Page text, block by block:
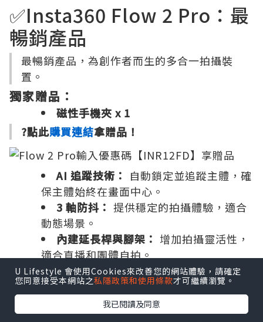
✅Insta360 Flow 2 Pro：最
暢銷產品
最暢銷產品，為創作者而生的多合一拍攝裝
置。
獨家贈品：
磁性手機夾 x 1
?點此購買連結拿贈品！
AI 追蹤技術：
自動鎖定並追蹤主體，確
保主體始終在畫面中心。
3 軸防抖： 提供穩定的拍攝體驗，適合
動態場景。
內建延長桿與腳架： 增加拍攝靈活性，
適合直播和團體自拍。
?適合族群：手機攝影愛好者、內容創作者，以
U Lifestyle 會使用Cookies來改善您的網站體驗，請確定
您同意接受本網站之私隱政策和使用條款才可繼續瀏覽。
我已閱讀及同意